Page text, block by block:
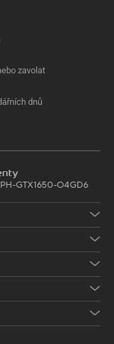
zavolat
dnů
PH-GTX1650-O4GD6